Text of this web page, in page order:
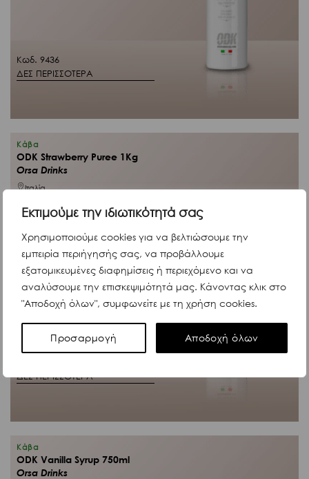
Εκτιμούμε την ιδιωτικότητά σας
Χρησιμοποιούμε cookies για να βελτιώσουμε την
εμπειρία περιήγησής σας, να προβάλλουμε
εξατομικευμένες διαφημίσεις ή περιεχόμενο και να
αναλύσουμε την επισκεψιμότητά μας. Κάνοντας κλικ στο
"Αποδοχή όλων", συμφωνείτε με τη χρήση cookies.
Προσαρμογή Αποδοχή όλων
Κωδ. 9436
ΔΕΣ ΠΕΡΙΣΣΟΤΕΡΑ
ΔΕΣ ΠΕΡΙΣΣΟΤΕΡΑ
Κάβα
ODK Strawberry Puree 1Kg
Orsa Drinks
Ιταλία
€15,25
Άμεσα διαθέσιμο
Κάβα
ODK Vanilla Syrup 750ml
Orsa Drinks